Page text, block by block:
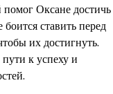
Оксане достичь
ставить перед
их достигнуть.
к успеху и